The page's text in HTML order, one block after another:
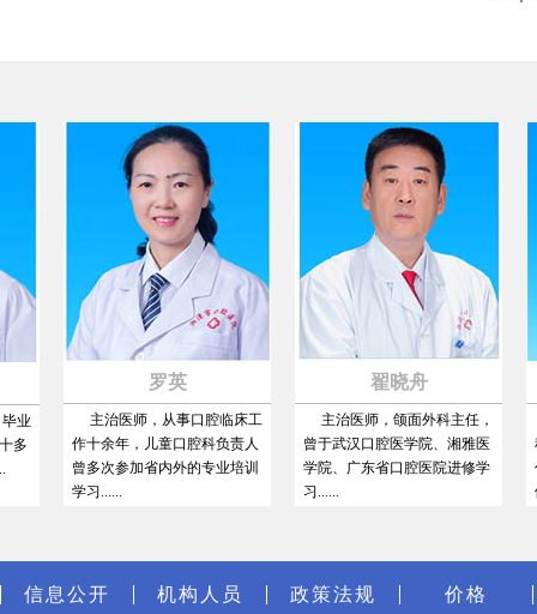
罗英
主治医师，从事口腔临床工
作十余年，儿童口腔科负责人
曾多次参加省内外的专业培训
学习......
翟晓舟
主治医师，颌面外科主任，
曾于武汉口腔医学院、湘雅医
学院、广东省口腔医院进修学
习......
信息公开 机构人员 政策法规 价格